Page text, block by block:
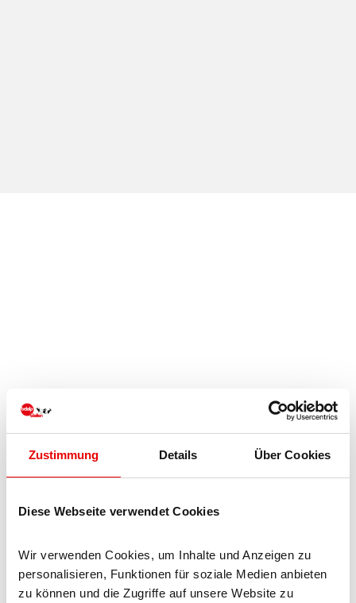
Zustimmung Details Über Cookies
Diese Webseite verwendet Cookies
Wir verwenden Cookies, um Inhalte und Anzeigen zu
personalisieren, Funktionen für soziale Medien anbieten
zu können und die Zugriffe auf unsere Website zu
Tipp Geöffnet
VEROS
HEXENWEG
km
2,18km
Länge
1327m
Leicht
Schwierigkeitsgrad